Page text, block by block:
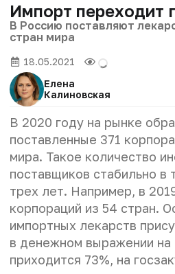
Импорт переходит
В Россию поставляют
стран мира
18.05.2021
Елена
Калиновская
В 2020 году на рынке
поставленные 371
мира. Такое количество
поставщиков стабильно в
трех лет. Например, в
корпораций из 54 стран.
импортных лекарств
в денежном выражении
приходится 73%, на